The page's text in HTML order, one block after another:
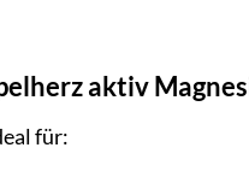
aktiv
für: